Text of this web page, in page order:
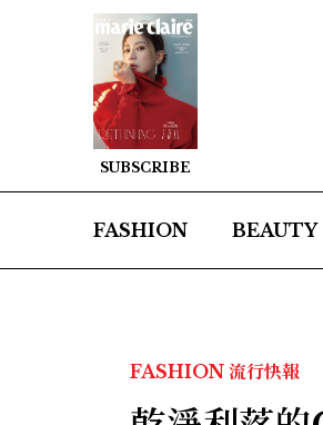
SUBSCRIBE
FASHION BEAUTY
FASHION 流行快報